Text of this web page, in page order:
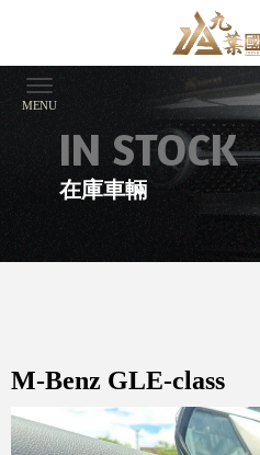
在庫車輛
M-Benz GLE-class